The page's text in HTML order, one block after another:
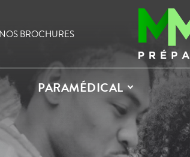
NOS BROCHURES
PARAMÉDICAL